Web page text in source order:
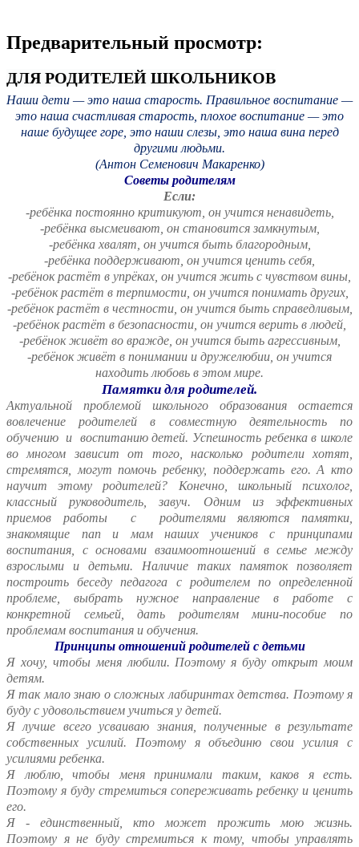
Предварительный просмотр:
ДЛЯ РОДИТЕЛЕЙ ШКОЛЬНИКОВ
Наши дети — это наша старость. Правильное воспитание —
это наша счастливая старость, плохое воспитание — это
наше будущее горе, это наши слезы, это наша вина перед
другими людьми.
(Антон Семенович Макаренко)
Советы родителям
Если:
-ребёнка постоянно критикуют, он учится ненавидеть,
-ребёнка высмеивают, он становится замкнутым,
-ребёнка хвалят, он учится быть благородным,
-ребёнка поддерживают, он учится ценить себя,
-ребёнок растёт в упрёках, он учится жить с чувством вины,
-ребёнок растёт в терпимости, он учится понимать других,
-ребёнок растёт в честности, он учится быть справедливым,
-ребёнок растёт в безопасности, он учится верить в людей,
-ребёнок живёт во вражде, он учится быть агрессивным,
-ребёнок живёт в понимании и дружелюбии, он учится
находить любовь в этом мире.
Памятки для родителей.
Актуальной проблемой школьного образования остается
вовлечение родителей в совместную деятельность по
обучению и воспитанию детей. Успешность ребенка в школе
во многом зависит от того, насколько родители хотят,
стремятся, могут помочь ребенку, поддержать его. А кто
научит этому родителей? Конечно, школьный психолог,
классный руководитель, завуч. Одним из эффективных
приемов работы с родителями являются памятки,
знакомящие пап и мам наших учеников с принципами
воспитания, с основами взаимоотношений в семье между
взрослыми и детьми. Наличие таких памяток позволяет
построить беседу педагога с родителем по определенной
проблеме, выбрать нужное направление в работе с
конкретной семьей, дать родителям мини-пособие по
проблемам воспитания и обучения.
Принципы отношений родителей с детьми
Я хочу, чтобы меня любили. Поэтому я буду открыт моим
детям.
Я так мало знаю о сложных лабиринтах детства. Поэтому я
буду с удовольствием учиться у детей.
Я лучше всего усваиваю знания, полученные в результате
собственных усилий. Поэтому я объединю свои усилия с
усилиями ребенка.
Я люблю, чтобы меня принимали таким, каков я есть.
Поэтому я буду стремиться сопереживать ребенку и ценить
его.
Я - единственный, кто может прожить мою жизнь.
Поэтому я не буду стремиться к тому, чтобы управлять